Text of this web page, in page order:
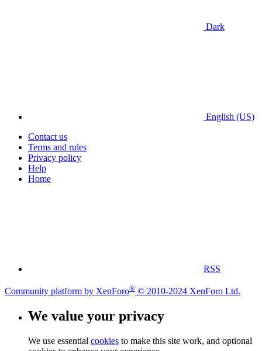
Dark
English (US)
Contact us
Terms and rules
Privacy policy
Help
Home
RSS
Community platform by XenForo® © 2010-2024 XenForo Ltd.
We value your privacy
We use essential cookies to make this site work, and optional